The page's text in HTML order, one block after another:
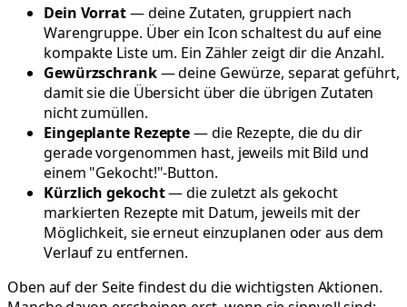
Dein Vorrat— deine Zutaten, gruppiert nach
Warengruppe. Über ein Icon schaltest du auf eine
kompakte Liste um. Ein Zähler zeigt dir die Anzahl.
Gewürzschrank— deine Gewürze, separat geführt,
damit sie die Übersicht über die übrigen Zutaten
nicht zumüllen.
Eingeplante Rezepte— die Rezepte, die du dir
gerade vorgenommen hast, jeweils mit Bild und
einem "Gekocht!"-Button.
Kürzlich gekocht— die zuletzt als gekocht
markierten Rezepte mit Datum, jeweils mit der
Möglichkeit, sie erneut einzuplanen oder aus dem
Verlauf zu entfernen.
Oben auf der Seite findest du die wichtigsten Aktionen.